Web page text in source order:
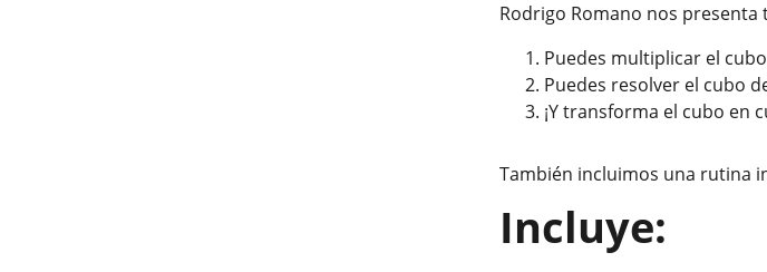
Rodrigo Romano nos
Puedes multiplicar el
Puedes resolver el cubo
¡Y transforma el cubo en
También incluimos una rutina
Incluye: